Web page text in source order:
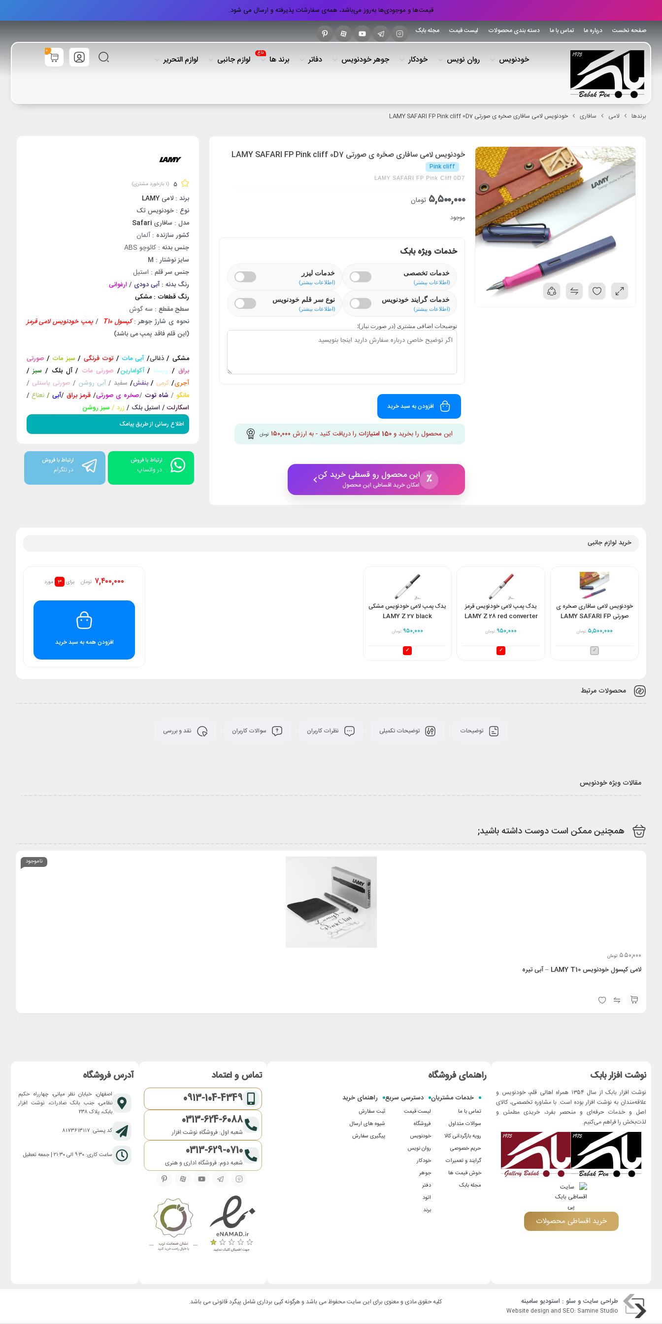
قیمت‌ها و موجودی‌ها به‌روز می‌باشد، همه‌ی سفارشات پذیرفته و ارسال می شود.
صفحه نخست درباره ما تماس با ما دسته بندی محصولات لیست قیمت مجله بابک
خودنویس روان نویس خودکار جوهر خودنویس دفاتر برند ها
داغ
لوازم جانبی لوازم التحریر
0
برندها لامی سافاری خودنویس لامی سافاری صخره ی صورتی LAMY SAFARI FP Pink cliff 0D7
خودنویس لامی سافاری صخره ی صورتی LAMY SAFARI FP Pink cliff 0D7
Pink cliff
LAMY SAFARI FP Pink Cliff 0D7
۵,۵۰۰,۰۰۰ تومان
موجود
خدمات ویژه بابک
خدمات تخصصی
(اطلاعات بیشتر)
خدمات لیزر
(اطلاعات بیشتر)
خدمات گرایند خودنویس
(اطلاعات بیشتر)
نوع سر قلم خودنویس
(اطلاعات بیشتر)
توضیحات اضافی مشتری (در صورت نیاز):
افزودن به سبد خرید
این محصول را بخرید و150 امتیازات را دریافت کنید - به ارزش ۱۵۰,۰۰۰ تومان
٪ این محصول رو قسطی خرید کن
امکان خرید اقساطی این محصول
5
(
1 بازخورد مشتری)
برند : لامیLAMY
نوع : خودنویس تک
مدل : سافاری Safari
کشور سازنده :آلمان
جنس بدنه :کائوچو ABS
سایز نوشتار : M
جنس سر قلم : استیل
رنگ بدنه :آبی دودی /ارغوانی
رنگ قطعات : مشکی
سطح مقطع : سه گوش
نحوه ی شارژ جوهر :کپسول T10 / پمپ خودنویسلامی قرمز
(این قلم فاقد پمپ می باشد)
مشکی /ذغالی/آبی مات / توت فرنگی / سبز مات / صورتی
براق / ویستا /آکوامارین/ صورتی مات /آل بلک / سبز/
آجری/کرمی /بنفش/ سفید /آبی روشن / صورتی پاستلی /
مانگو / شاه توت /صخره ی صورتی/قرمز براق /آبی/ نعناع /
اسکارلت / استیل بلک / زرد / سبز روشن
اطلاع رسانی از طریق پیامک
ارتباط با فروش
در واتساپ
ارتباط با فروش
در تلگرام
خرید لوازم جانبی
خودنویس لامی سافاری صخره ی
صورتی LAMY SAFARI FP
Pink cliff 0D7
۵,۵۰۰,۰۰۰ تومان
یدک پمپ لامی خودنویس قرمز
LAMY Z 28 red converter
۹۵۰,۰۰۰ تومان
یدک پمپ لامی خودنویس مشکی
LAMY Z 27 black
converter
۹۵۰,۰۰۰ تومان
۷,۴۰۰,۰۰۰ تومان برای 3 مورد
افزودن همه به سبد خرید
محصولات مرتبط
توضیحات توضیحات تکمیلی نظرات کاربران سوالات کاربران نقد و بررسی
مقالات ویژه خودنویس
همچنین ممکن است دوست داشته باشید;
ناموجود
۵۵۰,۰۰۰ تومان
لامی کپسول خودنویس LAMY T10 – آبی تیره
نوشت افزار بابک
نوشت افزار بابک از سال ۱۳۵۴ همراه اهالی قلم، خودنویس و
علاقه‌مندان به نوشت افزار بوده است. با مشاوره تخصصی، کالای
اصل و خدمات حرفه‌ای و منحصر بفرد، خریدی مطمئن و
لذت‌بخش را فراهم می‌کنیم.
خرید اقساطی محصولات
راهنمای فروشگاه
خدمات مشتریان
تماس با ما
سوالات متداول
رویه بازگردانی کالا
حریم خصوصی
گرایند و تعمیرات
خوش قیمت ها
مجله بابک
دسترسی سریع
لیست قیمت
فروشگاه
خودنویس
روان نویس
خودکار
جوهر
دفتر
اتود
برند
راهنمای خرید
ثبت سفارش
شیوه های ارسال
پیگیری سفارش
تماس و اعتماد
0913-104-4349
0313-624-6088
شعبه اول: فروشگاه نوشت افزار
0313-629-0710
شعبه دوم: فروشگاه اداری و هنری
آدرس فروشگاه
اصفهان، خیابان نظر میانی، چهارراه حکیم
نظامی، جنب بانک صادرات، نوشت افزار
بابک، پلاک ۲۳۸
کد پستی: ۸۱۷۳۶۱۳۱۱۷
ساعت کاری: ۹:۳۰ الی ۲۱:۳۰ | جمعه تعطیل
طراحی سایتو سئو: استودیو سامینه
Website design and SEO: Samine Studio
کلیه حقوق مادی و معنوی برای این سایت محفوظ می باشد و هرگونه کپی برداری شامل پیگرد قانونی می باشد.